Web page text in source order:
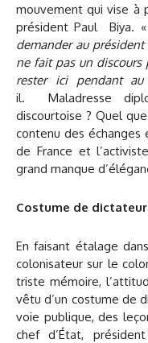
mouvement qui vise à
président Paul Biya. «
demander au
ne fait pas un discours
rester ici pendant
il. Maladresse
discourtoise ? Quel
contenu des
de France et
grand manque
Costume de dictateur
En faisant étalage
colonisateur sur le
triste mémoire,
vêtu d’un costume de
voie publique, des
chef d’État,